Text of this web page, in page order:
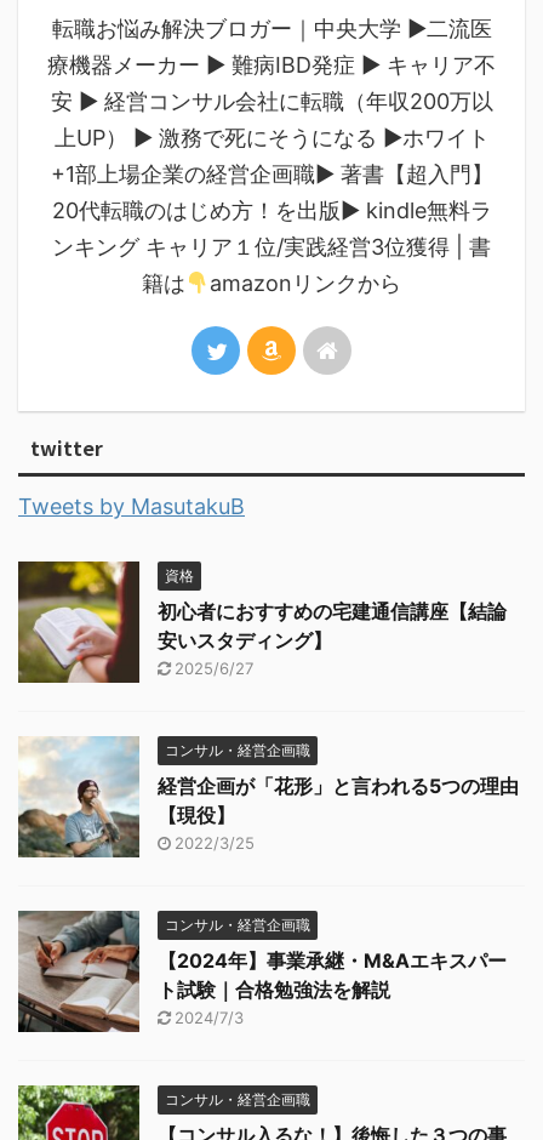
転職お悩み解決ブロガー｜中央大学 ▶︎二流医
療機器メーカー ▶︎ 難病IBD発症 ▶︎ キャリア不
安 ▶︎ 経営コンサル会社に転職（年収200万以
上UP） ▶︎ 激務で死にそうになる ▶︎ホワイト
+1部上場企業の経営企画職▶︎ 著書【超入門】
20代転職のはじめ方！を出版▶︎ kindle無料ラ
ンキング キャリア１位/実践経営3位獲得 | 書
籍は
amazonリンクから
twitter
Tweets by MasutakuB
資格
初心者におすすめの宅建通信講座【結論
安いスタディング】
2025/6/27
コンサル・経営企画職
経営企画が「花形」と言われる5つの理由
【現役】
2022/3/25
コンサル・経営企画職
【2024年】事業承継・M&Aエキスパー
ト試験｜合格勉強法を解説
2024/7/3
コンサル・経営企画職
【コンサル入るな！】後悔した３つの事